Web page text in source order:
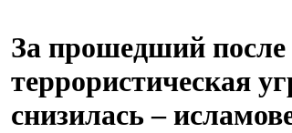
За прошедший после
террористическая
снизилась –